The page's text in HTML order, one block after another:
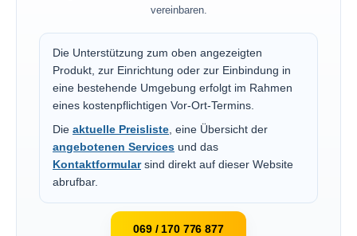
vereinbaren.
Die Unterstützung zum oben angezeigten
Produkt, zur Einrichtung oder zur Einbindung in
eine bestehende Umgebung erfolgt im Rahmen
eines kostenpflichtigen Vor-Ort-Termins.
Die aktuelle Preisliste , eine Übersicht der
angebotenen Services und das
Kontaktformularsind direkt auf dieser Website
abrufbar.
069 / 170 776 877